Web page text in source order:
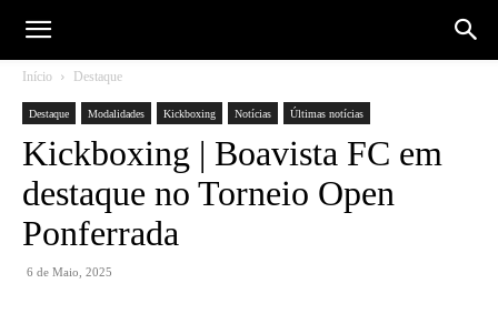
Início Destaque
Destaque Modalidades Kickboxing Notícias Últimas notícias
Kickboxing | Boavista FC em
destaque no Torneio Open
Ponferrada
6 de Maio, 2025